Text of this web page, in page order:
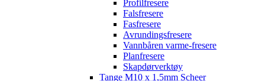
Profilfresere
Falsfresere
Fasfresere
Avrundingsfresere
Vannbåren varme-fresere
Planfresere
Skapdørverktøy
Tange M10 x 1,5mm Scheer